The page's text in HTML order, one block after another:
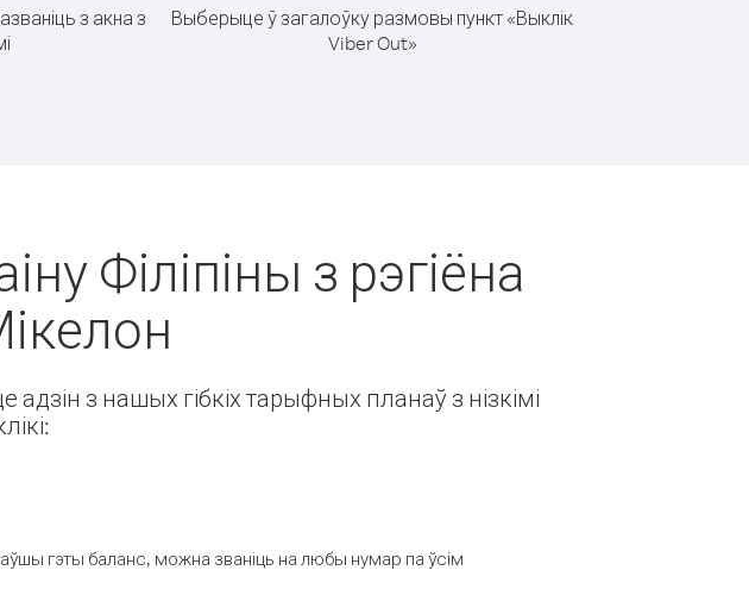
з акна з
Выберыце ў загалоўку размовы пункт «Выклік
Viber Out»
Філіпіны з рэгіёна
з нашых гібкіх тарыфных планаў з нізкімі
гэты баланс, можна званіць на любы нумар па ўсім